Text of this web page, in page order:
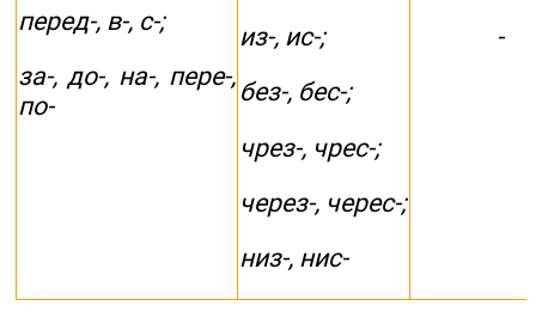
перед-, в-, с-;
за-, до-, на-, пере-,
по-
из-, ис-;
без-, бес-;
чрез-, чрес-;
через-, черес-;
низ-, нис-
-